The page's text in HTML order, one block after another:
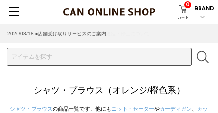
カート
0
BRAND
2026/03/18 ■店舗受け取りサービスのご案内
シャツ・ブラウス（オレンジ/橙色系）
シャツ・ブラウスの商品一覧です。他にも ニット・セーターやカーディガン
カッ